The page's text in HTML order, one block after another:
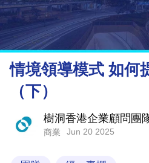
樓
市
理
財
業
科
情境領導模式 如何
（下）
樹洞香港企業顧問團
商業 Jun 20 2025